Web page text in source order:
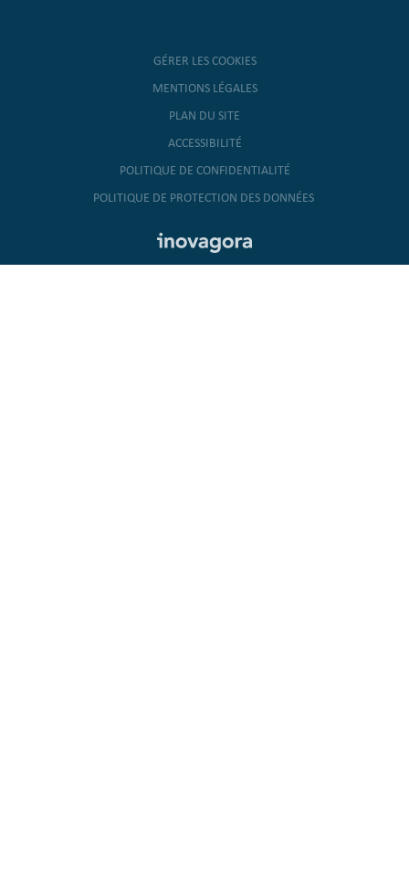
GÉRER LES COOKIES
MENTIONS LÉGALES
PLAN DU SITE
ACCESSIBILITÉ
POLITIQUE DE CONFIDENTIALITÉ
POLITIQUE DE PROTECTION DES DONNÉES